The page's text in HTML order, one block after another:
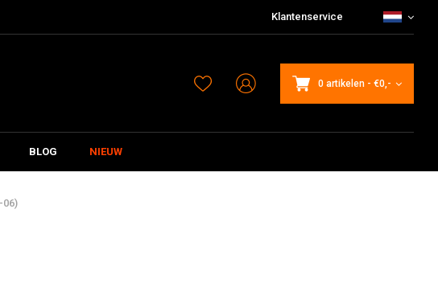
Klantenservice
0 artikelen - €0,-
BLOG NIEUW
06)